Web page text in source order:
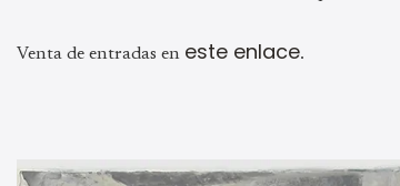
Venta de entradas en este enlace.